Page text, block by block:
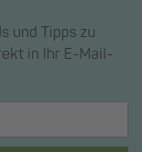
und Tipps zu
in Ihr E-Mail-